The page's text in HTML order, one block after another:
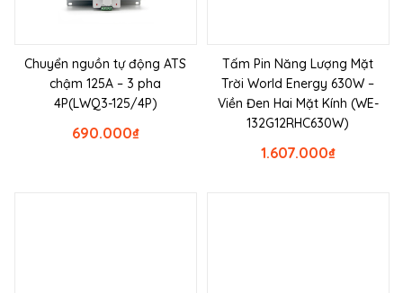
Chuyển nguồn tự động ATS
chậm 125A – 3 pha
4P(LWQ3-125/4P)
₫
690.000
Tấm Pin Năng Lượng Mặt
Trời World Energy 630W –
Viền Đen Hai Mặt Kính (WE-
132G12RHC630W)
₫
1.607.000